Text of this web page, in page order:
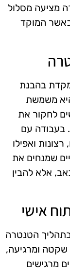
מציעה מסלול
המוקד
בהבנת
משמשת
לחקור את
בעבודה עם
ואפילו
שמנחים את
אלא להבין
אישי
בתהליך הטנטרה
שקטה ומרגיעה,
מרגישים